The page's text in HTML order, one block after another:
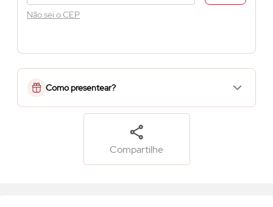
Não sei o CEP
Como presentear?
Compartilhe